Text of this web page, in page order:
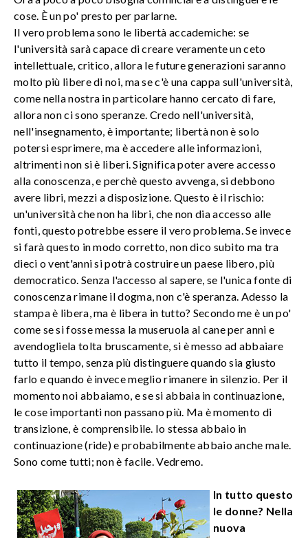
cose. È un po' presto per parlarne.
Il vero problema sono le libertà accademiche: se
l'università sarà capace di creare veramente un ceto
intellettuale, critico, allora le future generazioni saranno
molto più libere di noi, ma se c'è una cappa sull'università,
come nella nostra in particolare hanno cercato di fare,
allora non ci sono speranze. Credo nell'università,
nell'insegnamento, è importante; libertà non è solo
potersi esprimere, ma è accedere alle informazioni,
altrimenti non si è liberi. Significa poter avere accesso
alla conoscenza, e perchè questo avvenga, si debbono
avere libri, mezzi a disposizione. Questo è il rischio:
un'università che non ha libri, che non dia accesso alle
fonti, questo potrebbe essere il vero problema. Se invece
si farà questo in modo corretto, non dico subito ma tra
dieci o vent'anni si potrà costruire un paese libero, più
democratico. Senza l'accesso al sapere, se l'unica fonte di
conoscenza rimane il dogma, non c'è speranza. Adesso la
stampa è libera, ma è libera in tutto? Secondo me è un po'
come se si fosse messa la museruola al cane per anni e
avendogliela tolta bruscamente, si è messo ad abbaiare
tutto il tempo, senza più distinguere quando sia giusto
farlo e quando è invece meglio rimanere in silenzio. Per il
momento noi abbaiamo, e se si abbaia in continuazione,
le cose importanti non passano più. Ma è momento di
transizione, è comprensibile. Io stessa abbaio in
continuazione (ride) e probabilmente abbaio anche male.
Sono come tutti; non è facile. Vedremo.
In tutto questo
le donne? Nella
nuova